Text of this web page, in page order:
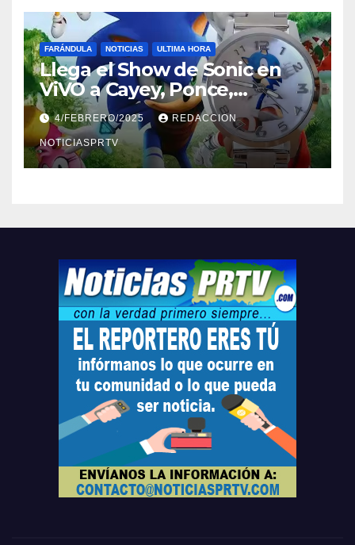
FARÁNDULA NOTICIAS ULTIMA HORA
Llega el Show de Sonic en
ViVO a Cayey, Ponce,
Barceloneta y Humacao,
Relojes gratis para el que
compre ahora….
4/FEBRERO/2025 REDACCION
NOTICIASPRTV